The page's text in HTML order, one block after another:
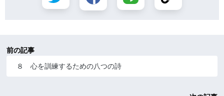
前の記事
８ 心を訓練するための八つの詩